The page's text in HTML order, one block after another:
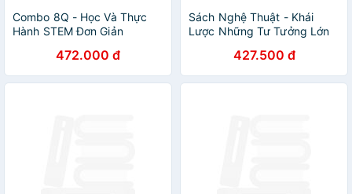
Combo 8Q - Học Và Thực
Hành STEM Đơn Giản
472.000 đ
Sách Nghệ Thuật - Khái
Lược Những Tư Tưởng Lớn
427.500 đ